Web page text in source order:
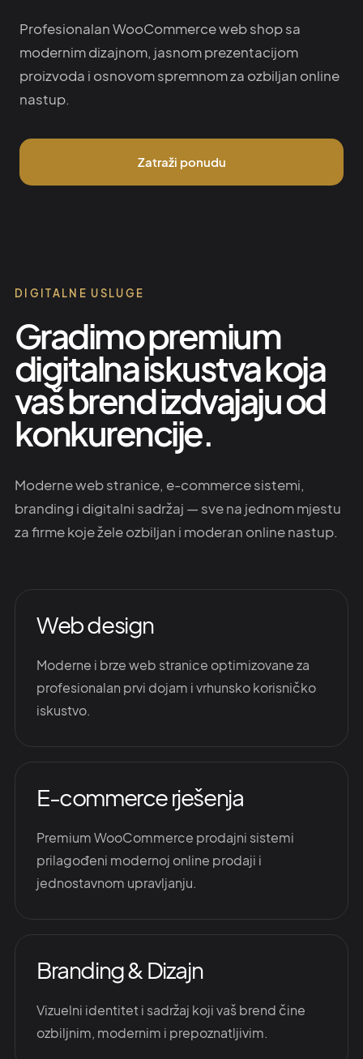
Profesionalan WooCommerce web shop sa
modernim dizajnom, jasnom prezentacijom
proizvoda i osnovom spremnom za ozbiljan online
nastup.
Zatraži ponudu
DIGITALNE USLUGE
Gradimo premium
digitalna iskustva koja
vaš brend izdvajaju od
konkurencije.
Moderne web stranice, e-commerce sistemi,
branding i digitalni sadržaj — sve na jednom mjestu
za firme koje žele ozbiljan i moderan online nastup.
Web design
Moderne i brze web stranice optimizovane za
profesionalan prvi dojam i vrhunsko korisničko
iskustvo.
E-commerce rješenja
Premium WooCommerce prodajni sistemi
prilagođeni modernoj online prodaji i
jednostavnom upravljanju.
Branding & Dizajn
Vizuelni identitet i sadržaj koji vaš brend čine
ozbiljnim, modernim i prepoznatljivim.